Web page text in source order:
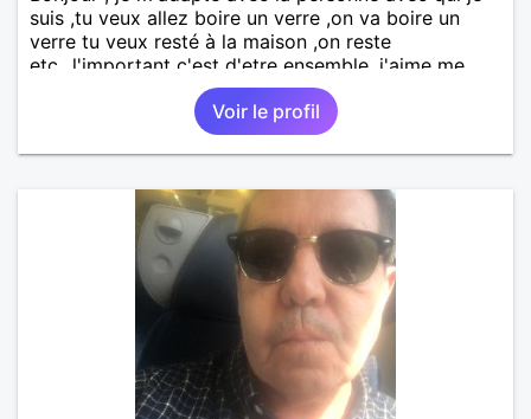
suis ,tu veux allez boire un verre ,on va boire un
verre tu veux resté à la maison ,on reste
etc...l'important c'est d'etre ensemble .j'aime me
balader , faire du sport , regarder des film , aller au
théatre etc et j'aime par dessus tous rire
Voir le profil